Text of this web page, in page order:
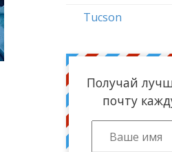
Tucson
Получай
почту